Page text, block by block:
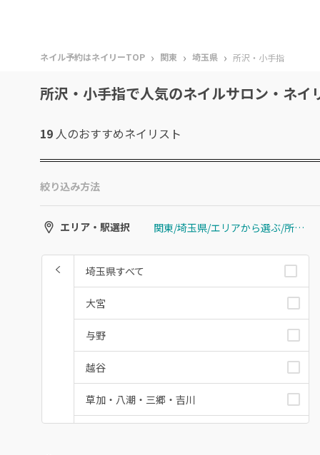
ネイル予約はネイリーTOP › 関東 › 埼玉県 › 所沢・小手指
所沢・小手指で人気のネイルサロン・ネイ
19 人のおすすめネイリスト
絞り込み方法
エリア・駅選択 関東/埼玉県/エリアから選ぶ/所沢・小手指
埼玉県すべて
大宮
与野
越谷
草加・八潮・三郷・吉川